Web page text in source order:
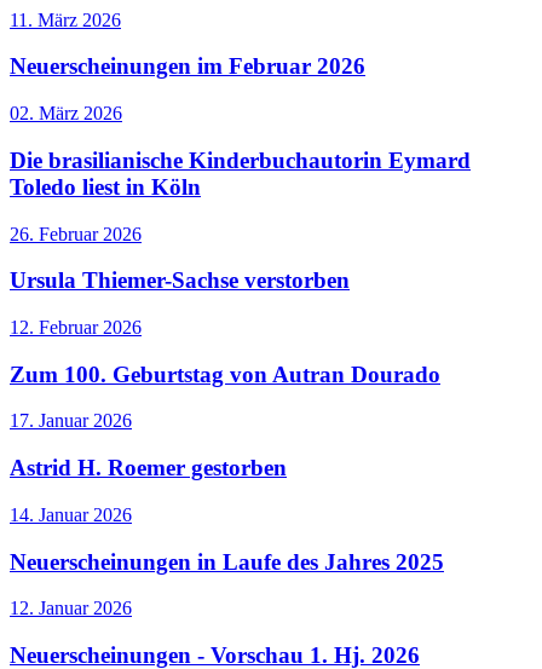
11. März 2026
Neuerscheinungen im Februar 2026
02. März 2026
Die brasilianische Kinderbuchautorin Eymard
Toledo liest in Köln
26. Februar 2026
Ursula Thiemer-Sachse verstorben
12. Februar 2026
Zum 100. Geburtstag von Autran Dourado
17. Januar 2026
Astrid H. Roemer gestorben
14. Januar 2026
Neuerscheinungen in Laufe des Jahres 2025
12. Januar 2026
Neuerscheinungen - Vorschau 1. Hj. 2026